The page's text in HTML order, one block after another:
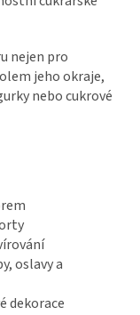
nejen pro
jeho okraje,
nebo cukrové
oslavy a
dekorace